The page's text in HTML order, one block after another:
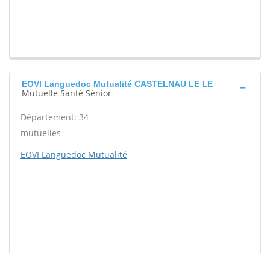
EOVI Languedoc Mutualité CASTELNAU LE LE
Mutuelle Santé Sénior
Département: 34
mutuelles
EOVI Languedoc Mutualité